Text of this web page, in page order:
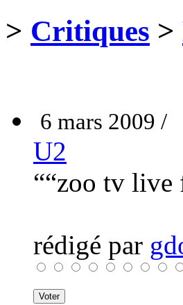
> Critiques >
6 mars 2009 /
U2
““zoo tv live
rédigé par